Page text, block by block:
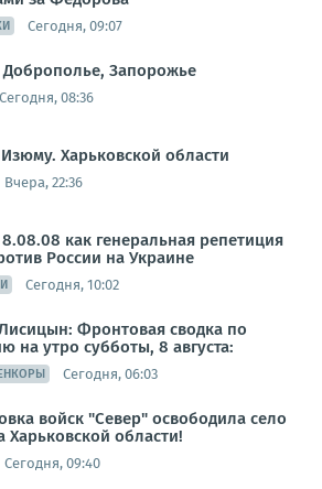
Сегодня, 09:07
Доброполье, Запорожье
Сегодня, 08:36
Харьковской области
Вчера, 22:36
как генеральная репетиция
России на Украине
Сегодня, 10:02
Фронтовая сводка по
на утро субботы, 8 августа:
Сегодня, 06:03
войск "Север" освободила село
Харьковской области!
Сегодня, 09:40